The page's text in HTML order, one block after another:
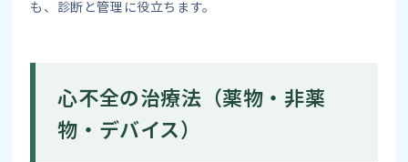
も、診断と管理に役立ちます。
心不全の治療法（薬物・非薬
物・デバイス）